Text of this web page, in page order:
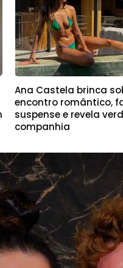
Ana Castela brinca
encontro romântico,
suspense e revela
companhia